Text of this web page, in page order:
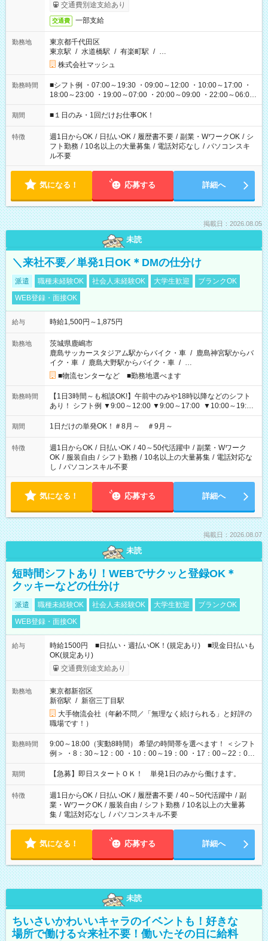
交通費別途支給あり
交通費 一部支給
勤務地
東京都千代田区
東京駅 / 水道橋駅 / 有楽町駅 / …
株式会社マッシュ
勤務時間
■シフト例 ・07:00～19:30 ・09:00～12:00 ・10:00～17:00 ・
18:00～23:00 ・19:00～07:00 ・20:00～09:00 ・22:00～06:00
etc ★最短で3時間で5,120円のお仕事から 15時間で2万円近く稼
げるお仕事も！ ご希望のお時間に合わせてご紹介！ ※シフトは
ください！
期間 ■１日のみ・1回だけお仕事OK！
特徴 週1日からOK / 日払いOK / 履歴書不要 / 副業・WワークOK / シ
フト勤務 / 10名以上の大量募集 / 電話対応なし / パソコンスキ
ル不要
気になる！ 応募する 詳細へ
掲載日：2026.08.05
未読
＼来社不要／単発1日OK＊DMの仕分け
派遣 職種未経験OK 社会人未経験OK 大学生歓迎
ブランクOK
WEB登録・面接OK
給与 時給1,500円～1,875円
勤務地
茨城県鹿嶋市
鹿島サッカースタジアム駅からバイク・車 / 鹿島神宮駅からバ
イク・車 / 鹿島大野駅からバイク・車 / …
■物流センターなど ■勤務地選べます
勤務時間
【1日3時間～も相談OK!】午前中のみや18時以降などのシフト
あり！ シフト例 ▼9:00～12:00 ▼9:00～17:00 ▼10:00～19:00
▼18:00～21:00
期間 1日だけの単発OK！＃8月～ ＃9月～
特徴 週1日からOK / 日払いOK / 40～50代活躍中 / 副業・Wワーク
OK / 服装自由 / シフト勤務 / 10名以上の大量募集 / 電話対応な
し / パソコンスキル不要
気になる！ 応募する 詳細へ
掲載日：2026.08.07
未読
短時間シフトあり！WEBでサクッと登録OK＊
クッキーなどの仕分け
派遣 職種未経験OK 社会人未経験OK 大学生歓迎
ブランクOK
WEB登録・面接OK
給与
時給1500円 ■日払い・週払いOK！(規定あり) ■現金日払いも
OK(規定あり)
交通費別途支給あり
勤務地
東京都新宿区
新宿駅 / 新宿三丁目駅
大手物流会社（年齢不問／「無理なく続けられる」と好評の
職場です！）
勤務時間
9:00～18:00（実動8時間） 希望の時間帯を選べます！ ＜シフト
例＞ ・8：30～12：00 ・10：00～19：00 ・17：00～22：00
・13：00～22：00 ・22：00～翌6：00 など
期間 【急募】即日スタートＯＫ！ 単発1日のみから働けます。
特徴 週1日からOK / 日払いOK / 履歴書不要 / 40～50代活躍中 / 副
業・WワークOK / 服装自由 / シフト勤務 / 10名以上の大量募
集 / 電話対応なし / パソコンスキル不要
気になる！ 応募する 詳細へ
未読
ちいさいかわいいキャラのイベントも！好きな
場所で働ける☆来社不要！働いたその日に給料